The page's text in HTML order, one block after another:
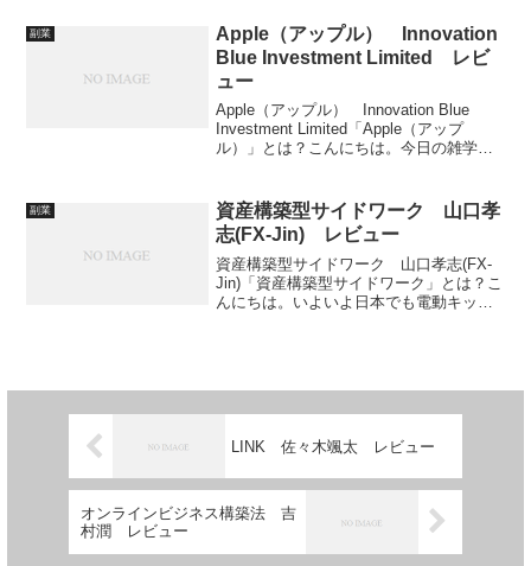
の案件です。特定商取引法に基づく表記
ー...
副業
Apple（アップル） Innovation
Blue Investment Limited レビ
ュー
Apple（アップル） Innovation Blue
Investment Limited「Apple（アップ
ル）」とは？こんにちは。今日の雑学で
ら成り立ってい...
副業
資産構築型サイドワーク 山口孝
志(FX-Jin) レビュー
資産構築型サイドワーク 山口孝志(FX-
Jin)「資産構築型サイドワーク」とは？こ
んにちは。いよいよ日本でも電動キック
LINK 佐々木颯太 レビュー
オンラインビジネス構築法 吉
村潤 レビュー